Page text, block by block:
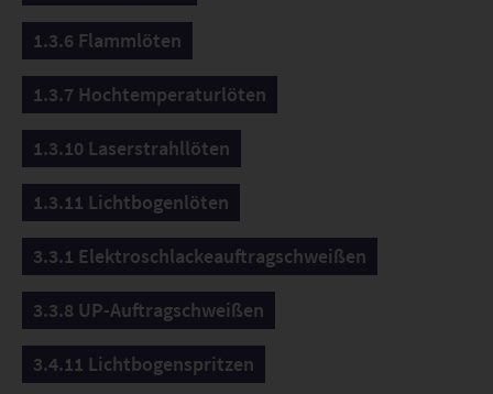
1.3.6 Flammlöten
1.3.7 Hochtemperaturlöten
1.3.10 Laserstrahllöten
1.3.11 Lichtbogenlöten
3.3.1 Elektroschlackeauftragschweißen
3.3.8 UP-Auftragschweißen
3.4.11 Lichtbogenspritzen